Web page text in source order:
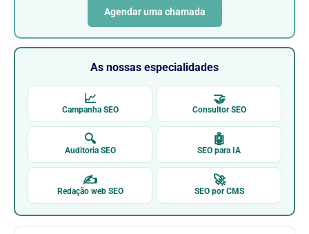
Agendar uma chamada
As nossas especialidades
📈
Campanha SEO
🤝
Consultor SEO
🔍
Auditoria SEO
🤖
SEO para IA
✍
Redação web SEO
🚀
SEO por CMS